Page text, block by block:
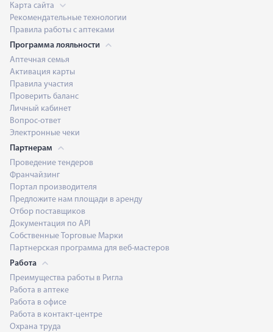
Карта сайта
Рекомендательные технологии
Правила работы с аптеками
Программа лояльности
Аптечная семья
Активация карты
Правила участия
Проверить баланс
Личный кабинет
Вопрос-ответ
Электронные чеки
Партнерам
Проведение тендеров
Франчайзинг
Портал производителя
Предложите нам площади в аренду
Отбор поставщиков
Документация по API
Собственные Торговые Марки
Партнерская программа для веб-мастеров
Работа
Преимущества работы в Ригла
Работа в аптеке
Работа в офисе
Работа в контакт-центре
Охрана труда